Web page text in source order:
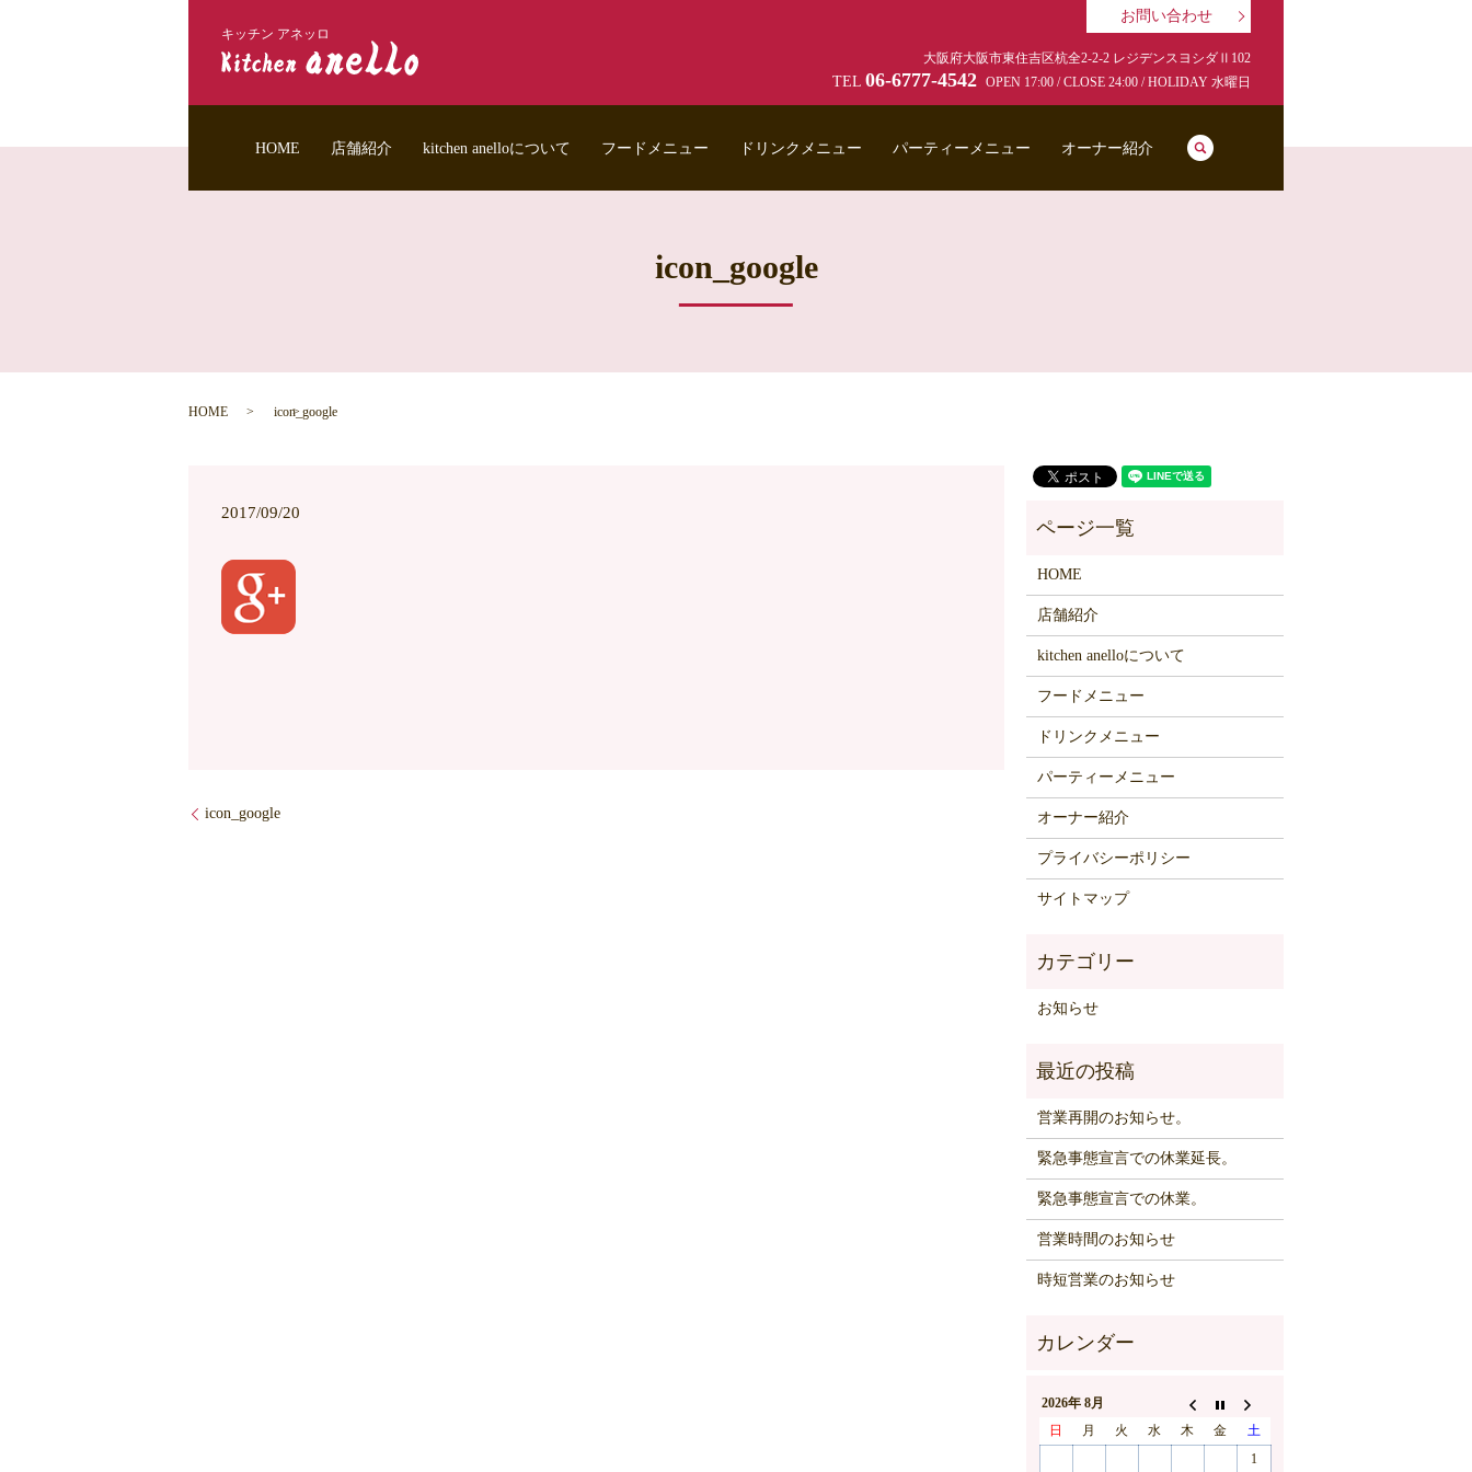
キッチン アネッロ
大阪府大阪市東住吉区杭全2-2-2 レジデンスヨシダⅡ102
TEL 06-6777-4542 OPEN 17:00 / CLOSE 24:00 / HOLIDAY 水曜日
お問い合わせ
HOME 店舗紹介 kitchen anelloについて フードメニュー ドリンクメニュー パーティーメニュー オーナー紹介
icon_google
HOME icon_google
2017/09/20
icon_google
HOME
店舗紹介
kitchen anelloについて
フードメニュー
ドリンクメニュー
パーティーメニュー
オーナー紹介
プライバシーポリシー
サイトマップ
お知らせ
営業再開のお知らせ。
緊急事態宣言での休業延長。
緊急事態宣言での休業。
営業時間のお知らせ
時短営業のお知らせ
2026年 8月
日
月 火 水 木 金
土
1